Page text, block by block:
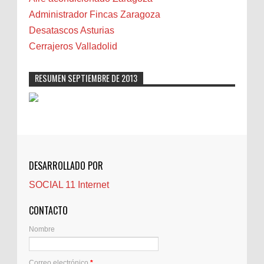
Cáncer
Carmela Sauras
Carnavales
Castellón
Cerrajeros
Cocinas
Comentarios de la afición
Controller Zaragoza
Córdoba
Crisis
Administrador Fincas Zaragoza
Desatascos Asturias
Cerrajeros Valladolid
RESUMEN SEPTIEMBRE DE 2013
DESARROLLADO POR
SOCIAL 11 Internet
CONTACTO
Nombre